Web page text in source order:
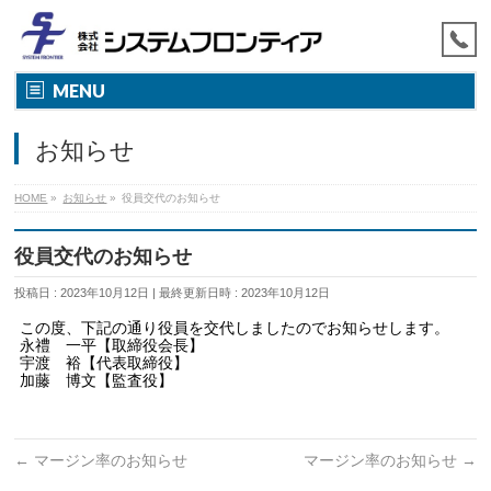
MENU
お知らせ
HOME » お知らせ » 役員交代のお知らせ
役員交代のお知らせ
投稿日 : 2023年10月12日 最終更新日時 : 2023年10月12日
この度、下記の通り役員を交代しましたのでお知らせします。
永禮 一平【取締役会長】
宇渡 裕【代表取締役】
加藤 博文【監査役】
← マージン率のお知らせ マージン率のお知らせ →